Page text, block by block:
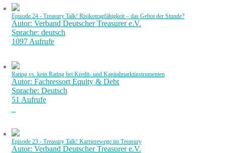
Episode 24 - Treasury Talk! Risikotragfähigkeit – das Gebot der Stunde?
Autor: Verband Deutscher Treasurer e.V.
Sprache: deutsch
1097 Aufrufe
Rating vs. kein Rating bei Kredit- und Kapitalmarktinstrumenten
Autor: Fachressort Equity & Debt
Sprache: Deutsch
51 Aufrufe
Episode 23 - Treasury Talk! Karrierewege im Treasury
Autor: Verband Deutscher Treasurer e.V.